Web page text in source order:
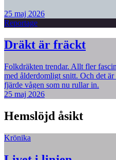
25 maj 2026
Reportage
Dräkt är fräckt
Folkdräkten trendar. Allt fler
med ålderdomligt snitt. Och det
fjärde vågen som nu rullar in.
25 maj 2026
Hemslöjd åsikt
Krönika